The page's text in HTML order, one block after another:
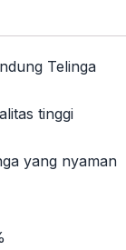
Telinga
tinggi
yang nyaman